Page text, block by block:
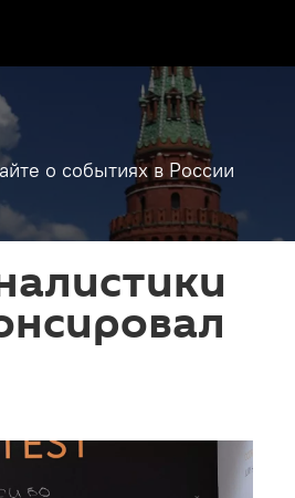
о событиях в России